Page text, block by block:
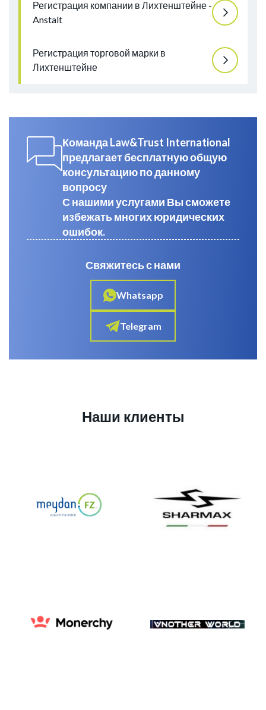
Регистрация компании в Лихтенштейне -
Anstalt
Регистрация торговой марки в
Лихтенштейне
Команда Law&Trust International
предлагает бесплатную общую
консультацию по данному
вопросу
С нашими услугами Вы сможете
избежать многих юридических
ошибок.
Свяжитесь с нами
Whatsapp
Telegram
Наши клиенты